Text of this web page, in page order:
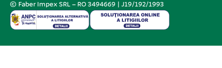
© Faber Impex SRL – RO 3494669 | J19/192/1993